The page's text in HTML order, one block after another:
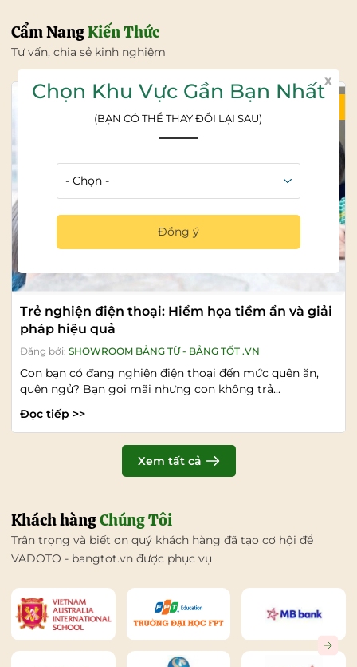
Cẩm NangKiến Thức
Tư vấn, chia sẻ kinh nghiệm
Trẻ nghiện điện thoại: Hiểm họa tiềm ẩn và giải
pháp hiệu quả
Đăng bởi: SHOWROOM BẢNG TỪ - BẢNG TỐT .VN
Con bạn có đang nghiện điện thoại đến mức quên ăn,
quên ngủ? Bạn gọi mãi nhưng con không trả...
Đọc tiếp >>
Xem tất cả
Khách hàngChúng Tôi
Trân trọng và biết ơn quý khách hàng đã tạo cơ hội để
VADOTO - bangtot.vn được phục vụ
x
Chọn Khu Vực Gần Bạn Nhất
(BẠN CÓ THỂ THAY ĐỔI LẠI SAU)
Đồng ý